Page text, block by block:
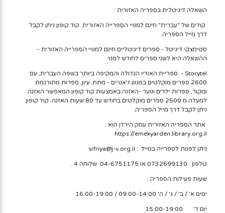
השאלה דיגיטלית בספריה האזורית :
קודים של "עברית" חינם למנויי הספרייה האזורית. קוד קופון ניתן לקבל
דרך מייל הספריה.
סטימצקי דיגיטל - ספרים דיגיטליים חינם למנויי הספרייה האזורית -
ההשאלה היא לשני ספרים לחודש למנוי.
Storytel - ספריית האודיו הגדולה והמקיפה ביותר בשפה העברית, עם
2600 ספרים מוקלטים במגוון ז'אנרים - מתח, עיון, ספרות מתורגמת
ומקור, ספרות ילדים ונוער -האזנה באמצעות קוד קופון המאפשר האזנה
למעלה מ 2500 ספרים מוקלטים בחודש עד 80 שעות האזנה. קוד קופון
ניתן לקבל דרך מייל הספריה.
אתר הספריה האזורית עמק הירדן הוא :
https://emekyarden.library.org.il
ניתן לפנות לספרייה במייל : sifriya@j-v.org.il
טלפון : 0732699130 או 04-6751175 שלוחה 4 .
שעות פעילות הספריה :
ימים א' / ב' / ג' / ה' 09:00-14:00 / 16:00-19:00
יום ד' 15:00-19:00